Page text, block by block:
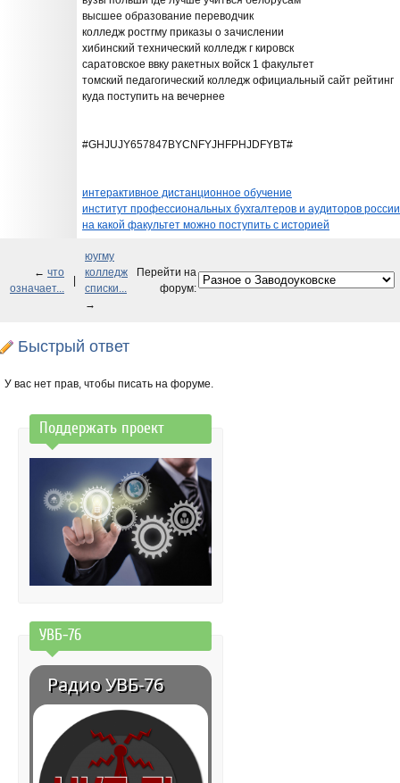
высшее образование переводчик
колледж ростгму приказы о зачислении
хибинский технический колледж г кировск
саратовское ввку ракетных войск 1 факультет
томский педагогический колледж официальный сайт рейтинг
куда поступить на вечернее
#GHJUJY657847BYCNFYJHFPHJDFYBT#
интерактивное дистанционное обучение
институт профессиональных бухгалтеров и аудиторов россии
на какой факультет можно поступить с историей
← что
означает...
юугму
колледж
списки...
→
Перейти на
форум:
Быстрый ответ
У вас нет прав, чтобы писать на форуме.
Поддержать проект
УВБ-76
Радио УВБ-76